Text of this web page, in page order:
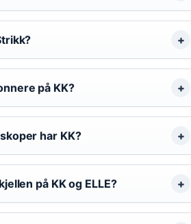
på KK?
har KK?
på KK og ELLE?